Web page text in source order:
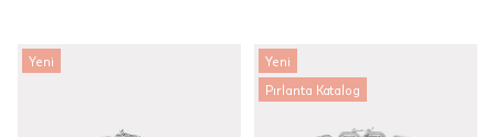
Yeni
Yeni
Pırlanta Katalog